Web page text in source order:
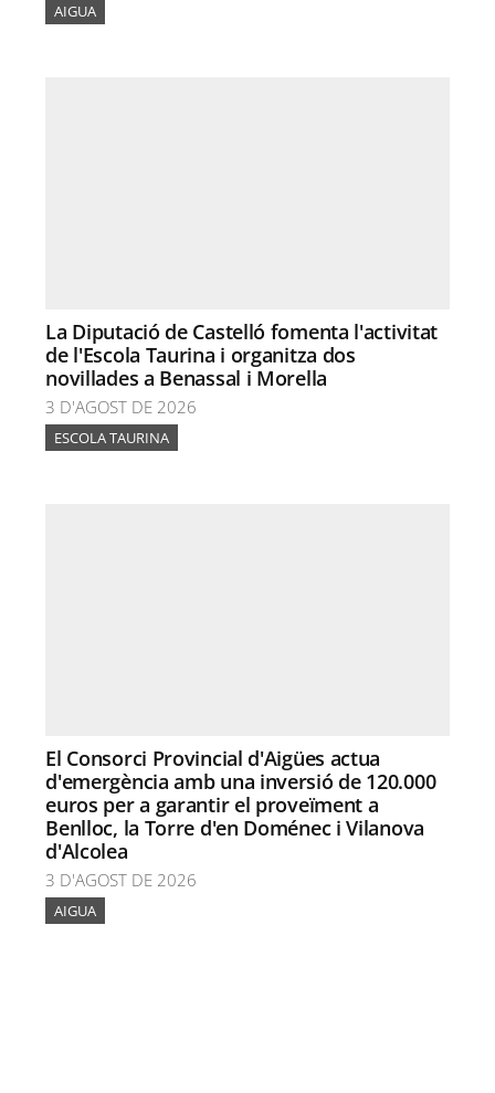
AIGUA
La Diputació de Castelló fomenta l'activitat
de l'Escola Taurina i organitza dos
novillades a Benassal i Morella
3 D'AGOST DE 2026
ESCOLA TAURINA
El Consorci Provincial d'Aigües actua
d'emergència amb una inversió de 120.000
euros per a garantir el proveïment a
Benlloc, la Torre d'en Doménec i Vilanova
d'Alcolea
3 D'AGOST DE 2026
AIGUA